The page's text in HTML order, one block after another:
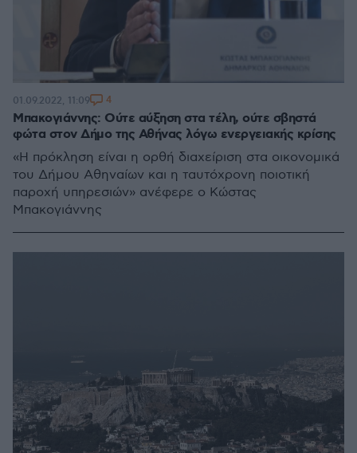
Μπακογιάννης: Ούτε αύξηση στα τέλη, ούτε σβηστά
φώτα στον Δήμο της Αθήνας λόγω ενεργειακής κρίσης
«Η πρόκληση είναι η ορθή διαχείριση στα οικονομικά
του Δήμου Αθηναίων και η ταυτόχρονη ποιοτική
παροχή υπηρεσιών» ανέφερε ο Κώστας
Μπακογιάννης
01.09.2022, 11:09 4